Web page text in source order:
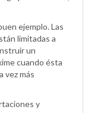
ejemplo. Las
limitadas a
un
cuando ésta
vez más
y